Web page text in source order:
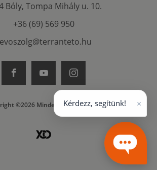
Bóly, Tompa Mihály u. 10.
+36 (69) 569 950
©2026 Minden jog fenntartva
Kérdezz, segítünk! ×